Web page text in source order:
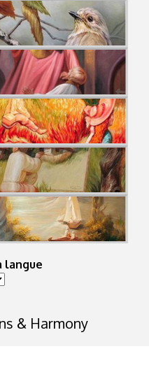
langue
& Harmony